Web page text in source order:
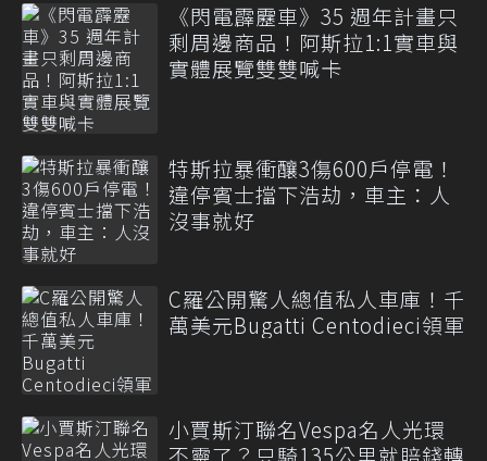
《閃電霹靂車》35 週年計畫只
剩周邊商品！阿斯拉1:1實車與
實體展覽雙雙喊卡
特斯拉暴衝釀3傷600戶停電！
違停賓士擋下浩劫，車主：人
沒事就好
C羅公開驚人總值私人車庫！千
萬美元Bugatti Centodieci領軍
小賈斯汀聯名Vespa名人光環
不靈了？只騎135公里就賠錢轉